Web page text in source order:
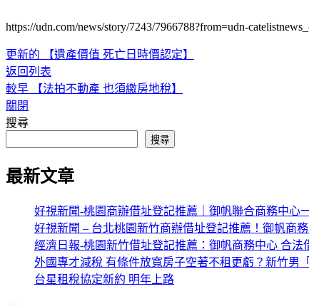
https://udn.com/news/story/7243/7966788?from=udn-
更新的
【遺產價值 死亡日時價認定】
返回列表
較早
【法拍不動產 也須繳房地稅】
關閉
搜尋
搜尋
最新文章
好視新聞-桃園商辦借址登記推薦｜御帆聯合商務中心
好視新聞 – 台北桃園新竹商辦借址登記推薦！御帆商
經濟日報-桃園新竹借址登記推薦：御帆商務中心 合法
外國專才減稅 有條件放寬房子空著不租更虧？新竹男
台星租稅協定新約 明年上路